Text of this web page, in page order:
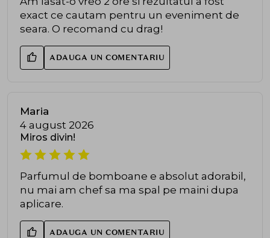
exact ce cautam pentru un eveniment de
seara. O recomand cu drag!
ADAUGA UN COMENTARIU
Maria
4 august 2026
Miros divin!
Parfumul de bomboane e absolut adorabil,
nu mai am chef sa ma spal pe maini dupa
aplicare.
ADAUGA UN COMENTARIU